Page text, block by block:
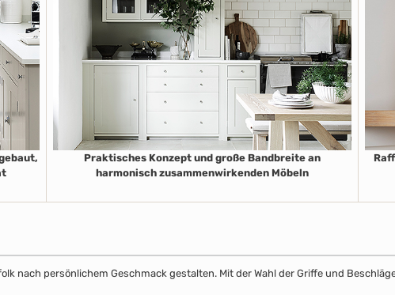
Praktisches Konzept und große Bandbreite an
harmonisch zusammenwirkenden Möbeln
nach persönlichem Geschmack gestalten. Mit der Wahl der Griffe und